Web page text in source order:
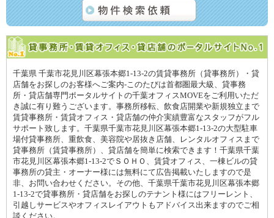
千葉県 千葉市花見川区幕張本郷1-13-2の賃貸事務所（貸事務所）・貸
店舗をお探しのお客様へご案内-このたびは首都圏最大級、貸事務
所・貸店舗専門ポータルサイトの千葉オフィスMOVEをご利用いただ
き誠に有り難うございます。事務所移転、飲食店開業や新規独立まで
賃貸事務所・賃貸オフィス・貸店舗の仲介実績豊富なスタッフがフル
サポート致します。千葉県千葉市花見川区幕張本郷1-13-2の大型駐車
場付貸事務所、重飲食、美容院や居抜き店舗、レンタルオフィスまで
貸事務所（賃貸事務所）、貸店舗を簡単に検索できます！千葉県千葉
市花見川区幕張本郷1-13-2でＳＯＨＯ、賃貸オフィス、一棟ビルの貸
事務所の貸主・オーナー様には無料にて広告掲載いたしますので是
非、お問い合わせください。その他、千葉県千葉市花見川区幕張本郷
1-13-2で貸事務所・貸店舗をお探しのテナント様にはフリーレント、
引越しサービスやオフィスレイアウトもアドバイス出来ますのでご相
談ください。